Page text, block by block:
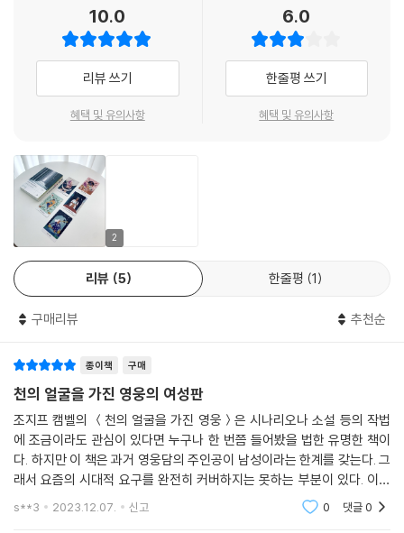
정화하는 여성
8장 잃어버린 어머니와 재회하다
어머니에게 외면당한 딸들
모성을 찾아 나서는 순례
현명한 여성 ‘헤스티아’ 만나기
‘어머니 대지’의 품에서 치유받기
지혜의 안내자 할머니
신화를 창조하는 여성들
나의 언어로 말하기
‘마녀’와 ‘계모’에서 벗어나, 동화 다시 쓰기
9장 긍정적인 남성성을 되찾다
상처 입은 남성성의 치유
폭군이 된 남성성
남자다움 내려놓기
지혜로운 여성과 가슴을 가진 남성
치유하는 여성, 힐데가르트
여성성과 남성성의 신성한 결혼
우리 사회는 어머니라는 자리에 엄청난 책임을 지우지만, 어머니는 결코
그에 합당한 보상이나 갈채를 받지 못한다. 이를 알 리 없는 딸의 눈에 비친
어머니는 ‘낡은 질서’를 그대로 보여주는 존재일 뿐이다. 딸은 자신의 재능
과 앞으로 누리게 될 자유로운 삶에 대한 부러움과 질투 때문에 어머니가
자신을 구속하려 한다고 여긴다. 그러다 결국은 자신을 지지하지도 않으면
력하고 전지전능해 보이는 남성과 자신을 동일시하기 시작한다.
제우스 머리에서 태어난 아테나 여신
- ‘아버지의 딸’로 자라다
어머니에게서 도망쳐 ‘구원자’ 아버지 곁으로 온 딸은 ‘아버지의 딸’이 된
다. ‘아버지의 딸’은 “어머니를 거부하면서 자신을 주로 아버지와 동일시하
1쪽)를 말한다. 아버지 곁에서 남성이 규정한 기준이 곧 리더십, 자율성, 성
추구하는 독립, 명성, 돈, 권력 따위의 가치를 따르며 전통적인 ‘남성 영웅
의 여정’, 즉 성공을 향한 여정을 시작한다. 이들은 일을 성공적으로 해내는
남성의 모습을 보고 야망에 불을 지피며 어머니는 철저히 무시하는데, 메
티스 여신과 제우스 신의 딸인 아테나 여신 이야기가 이러한 현상을 설명
해주는 좋은 예이다.
아테나는 번쩍이는 황금 갑옷을 걸치고 한 손에는 날카로운 창을 들고 벽
10.0
리뷰 쓰기
혜택 및 유의사항
6.0
한줄평 쓰기
혜택 및 유의사항
2
리뷰 5 한줄평 1
구매리뷰 추천순
종이책 구매
천의 얼굴을 가진 영웅의 여성판
조지프 캠벨의 ＜천의 얼굴을 가진 영웅＞은 시나리오나 소설 등의 작법
에 조금이라도 관심이 있다면 누구나 한 번쯤 들어봤을 법한 유명한 책이
다. 하지만 이 책은 과거 영웅담의 주인공이 남성이라는 한계를 갖는다. 그
래서 요즘의 시대적 요구를 완전히 커버하지는 못하는 부분이 있다. 이에
대한 요구에 응답해 나온 책이 ＜내 안의 여신을 찾아서＞라고 생각한다.
s**3 2023.12.07. 신고 0 댓글0